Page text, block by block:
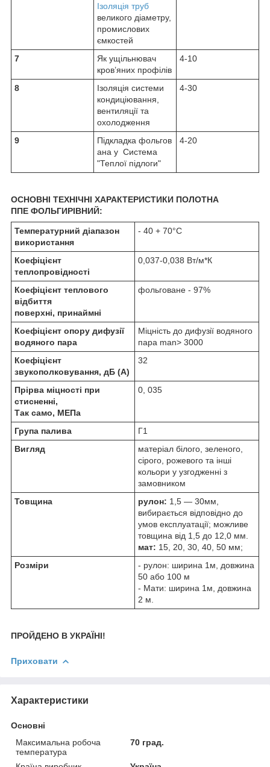
Ізоляція труб
великого діаметру,
промислових
ємкостей
7
Як ущільнювач
кров’яних профілів
4-10
8
Ізоляція системи
кондиціювання,
вентиляції та
охолодження
4-30
9
Підкладка фольгов
ана у Система
"Теплої підлоги"
4-20
ОСНОВНІ ТЕХНІЧНІ ХАРАКТЕРИСТИКИ ПОЛОТНА
ППЕ ФОЛЬГИРІВНИЙ:
Температурний діапазон
використання
- 40 + 70°С
Коефіцієнт
теплопровідності
0,037-0,038 Вт/м*К
Коефіцієнт теплового
відбиття
поверхні, принаймні
фольговане - 97%
Коефіцієнт опору дифузії
водяного пара
Міцність до дифузії водяного
пара man> 3000
Коефіцієнт
звукополковування, дБ (А)
32
Прірва міцності при
стисненні,
Так само, МЕПа
0, 035
Група палива
Г1
Вигляд
матеріал білого, зеленого,
сірого, рожевого та інші
кольори у узгодженні з
замовником
Товщина
рулон: 1,5 — 30мм,
вибирається відповідно до
умов експлуатації; можливе
товщина від 1,5 до 12,0 мм.
мат: 15, 20, 30, 40, 50 мм;
Розміри
- рулон: ширина 1м, довжина
50 або 100 м
- Мати: ширина 1м, довжина
2 м.
ПРОЙДЕНО В УКРАЇНІ!
Приховати
Характеристики
Основні
Максимальна робоча
температура
70 град.